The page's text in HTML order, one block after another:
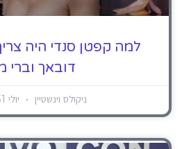
למה קפטן סנדי היה
דובאך וברי
ניקולס וינשטיין יולי 31, 2024